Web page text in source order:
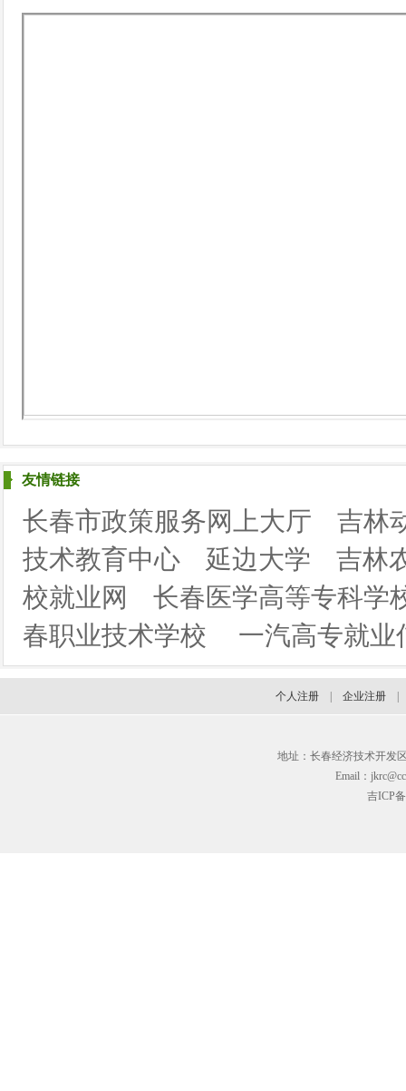
友情链接
长春市政策服务网上大厅
吉林
技术教育中心
延边大学
吉林
校就业网
长春医学高等专科学
春职业技术学校
一汽高专就业
个人注册 企业注册
地址：长春经济技术开发
Email：
吉ICP